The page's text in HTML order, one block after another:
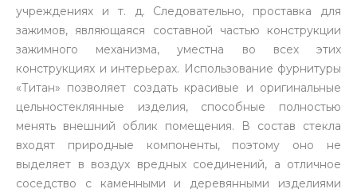
учреждениях и т. д. Следовательно, проставка для
зажимов, являющаяся составной частью конструкции
зажимного механизма, уместна во всех этих
конструкциях и интерьерах. Использование фурнитуры
«Титан» позволяет создать красивые и оригинальные
цельностеклянные изделия, способные полностью
менять внешний облик помещения. В состав стекла
входят природные компоненты, поэтому оно не
выделяет в воздух вредных соединений, а отличное
соседство с каменными и деревянными изделиями